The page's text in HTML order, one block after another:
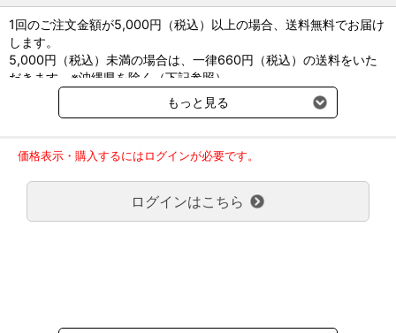
端を皮膚に付けて滴下する。なお、4.0mLピペットあるいはそれ以
上の量を組み合わせて投与する場合は、数カ所に分けて滴下する。
◆2kg以上 4kg未満／0.4mL ピペット1個全量
◆4kg以上 8kg未満／0.8mL ピペット1個全量
◆8kg以上 16kg未満／1.6mL ピペット1個全量
◆16kg以上 32kg未満／3.2mL ピペット1個全量
◆32kg以上 40kg未満／4.0mL ピペット1個全量
1回のご注文金額が5,000円（税込）以上の場合、送料無料でお届け
します。
5,000円（税込）未満の場合は、一律660円（税込）の送料をいた
だきます。※沖縄県を除く（下記参照）
※2017年11月14日（火）より沖縄県へのお届けにつきましては、1
回のご注文金額（税込）が、30,000円以上で配送無料となります。
ご了承のほどよろしくお願い致します。
弊社都合でお届けが２回以上に分かれる場合の送料負担は、１回分
のみで新たな送料は発生しません。
大型商品送料が必要な商品をご注文の場合は、大型商品送料のみご
負担頂きます。
受けます。
もっと見る
価格表示・購入するにはログインが必要です。
ログインはこちら